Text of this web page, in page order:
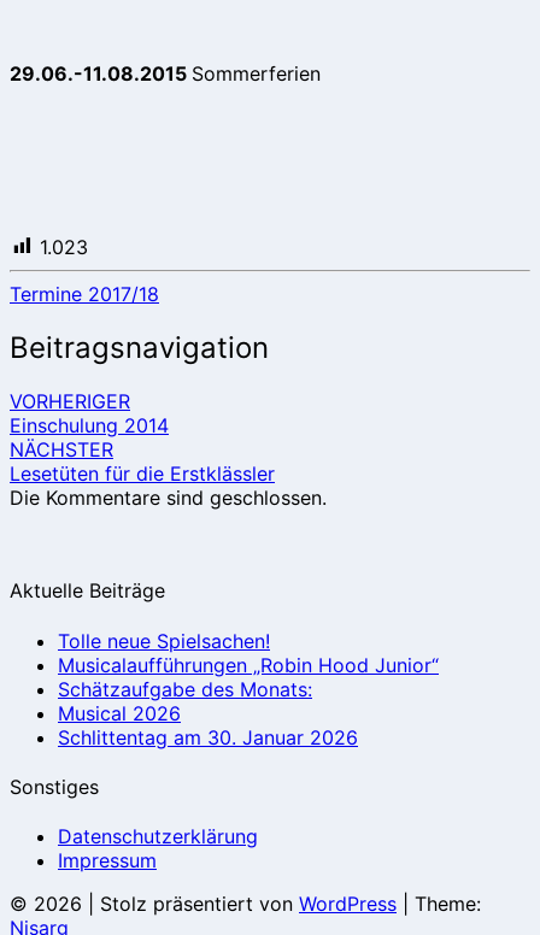
29.06.-11.08.2015 Sommerferien
1.023
Termine 2017/18
Beitragsnavigation
VORHERIGER
Einschulung 2014
NÄCHSTER
Lesetüten für die Erstklässler
Die Kommentare sind geschlossen.
Aktuelle Beiträge
Tolle neue Spielsachen!
Musicalaufführungen „Robin Hood Junior“
Schätzaufgabe des Monats:
Musical 2026
Schlittentag am 30. Januar 2026
Sonstiges
Datenschutzerklärung
Impressum
© 2026
Stolz präsentiert von WordPress
Theme:
Nisarg